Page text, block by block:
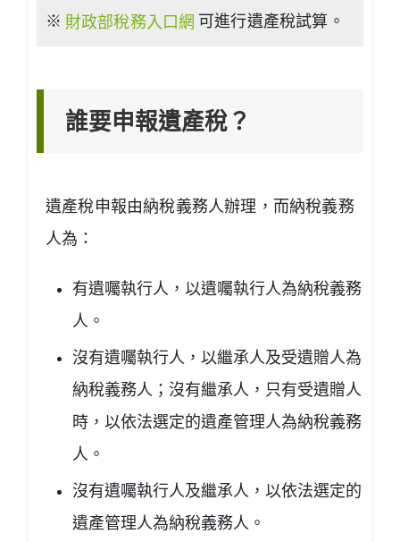
※ 財政部稅務入口網 可進行遺產稅試算。
誰要申報遺產稅？
遺產稅申報由納稅義務人辦理，而納稅義務
人為：
有遺囑執行人，以遺囑執行人為納稅義務
人。
沒有遺囑執行人，以繼承人及受遺贈人為
納稅義務人；沒有繼承人，只有受遺贈人
時，以依法選定的遺產管理人為納稅義務
人。
沒有遺囑執行人及繼承人，以依法選定的
遺產管理人為納稅義務人。